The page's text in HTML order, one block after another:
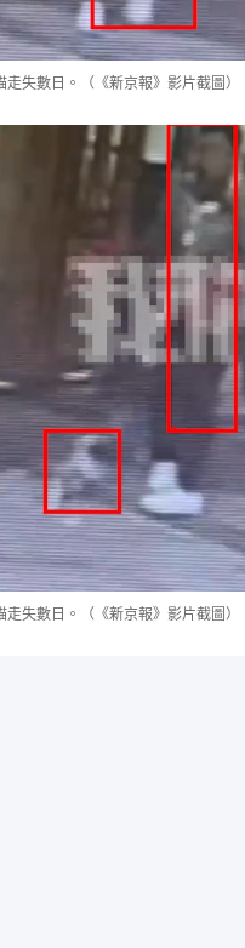
失數日。（《新京報》影片截圖）
失數日。（《新京報》影片截圖）